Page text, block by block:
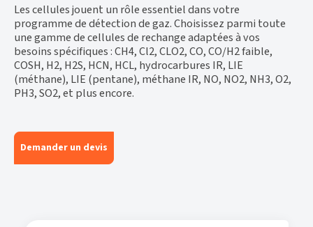
Les cellules jouent un rôle essentiel dans votre
programme de détection de gaz. Choisissez parmi toute
une gamme de cellules de rechange adaptées à vos
besoins spécifiques : CH4, Cl2, CLO2, CO, CO/H2 faible,
COSH, H2, H2S, HCN, HCL, hydrocarbures IR, LIE
(méthane), LIE (pentane), méthane IR, NO, NO2, NH3, O2,
PH3, SO2, et plus encore.
Demander un devis